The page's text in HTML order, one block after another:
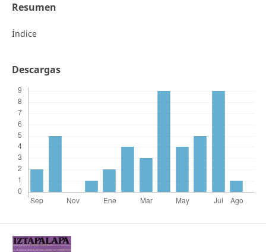
Resumen
Índice
Descargas